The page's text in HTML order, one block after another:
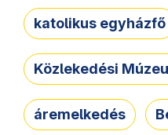
katolikus egyházfő
Közlekedési
áremelkedés